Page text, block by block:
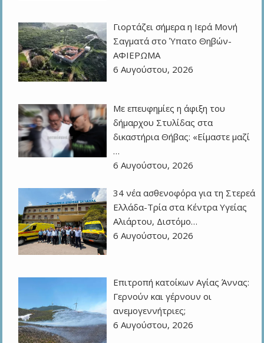
Γιορτάζει σήμερα η Ιερά Μονή
Σαγματά στο Ύπατο Θηβών-
ΑΦΙΕΡΩΜΑ
6 Αυγούστου, 2026
Με επευφημίες η άφιξη του
δήμαρχου Στυλίδας στα
δικαστήρια Θήβας: «Είμαστε μαζί
…
6 Αυγούστου, 2026
34 νέα ασθενοφόρα για τη Στερεά
Ελλάδα-Τρία στα Κέντρα Υγείας
Αλιάρτου, Διστόμο…
6 Αυγούστου, 2026
Επιτροπή κατοίκων Αγίας Άννας:
Γερνούν και γέρνουν οι
ανεμογεννήτριες;
6 Αυγούστου, 2026